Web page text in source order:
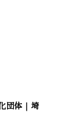
団体｜埼